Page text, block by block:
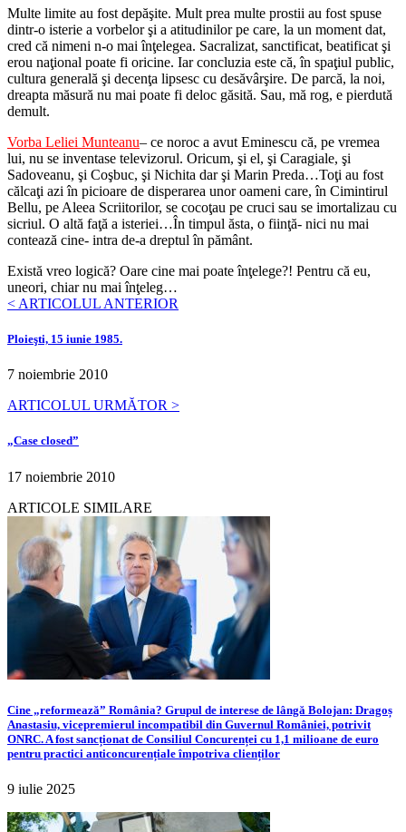
Multe limite au fost depăşite. Mult prea multe prostii au fost spuse
dintr-o isterie a vorbelor şi a atitudinilor pe care, la un moment dat,
cred că nimeni n-o mai înţelegea. Sacralizat, sanctificat, beatificat şi
erou naţional poate fi oricine. Iar concluzia este că, în spaţiul public,
cultura generală şi decenţa lipsesc cu desăvârşire. De parcă, la noi,
dreapta măsură nu mai poate fi deloc găsită. Sau, mă rog, e pierdută
demult.
Vorba Leliei Munteanu– ce noroc a avut Eminescu că, pe vremea
lui, nu se inventase televizorul. Oricum, şi el, şi Caragiale, şi
Sadoveanu, şi Coşbuc, şi Nichita dar şi Marin Preda…Toţi au fost
călcaţi azi în picioare de disperarea unor oameni care, în Cimintirul
Bellu, pe Aleea Scriitorilor, se cocoţau pe cruci sau se imortalizau cu
sicriul. O altă faţă a isteriei…În timpul ăsta, o fiinţă- nici nu mai
contează cine- intra de-a dreptul în pământ.
Există vreo logică? Oare cine mai poate înţelege?! Pentru că eu,
uneori, chiar nu mai înţeleg…
< ARTICOLUL ANTERIOR
Ploieşti, 15 iunie 1985.
7 noiembrie 2010
ARTICOLUL URMĂTOR >
„Case closed”
17 noiembrie 2010
ARTICOLE SIMILARE
Cine „reformează” România? Grupul de interese de lângă Bolojan: Dragoș
Anastasiu, vicepremierul incompatibil din Guvernul României, potrivit
ONRC. A fost sancționat de Consiliul Concurenței cu 1,1 milioane de euro
pentru practici anticoncurențiale împotriva clienților
9 iulie 2025